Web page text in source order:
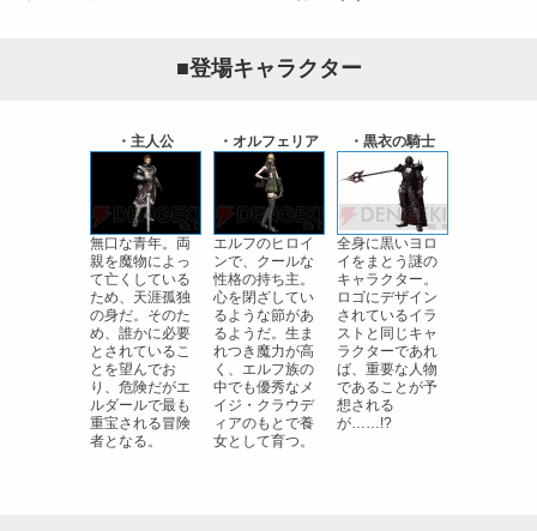
■登場キャラクター
・主人公 ・オルフェリア ・黒衣の騎士
無口な青年。両
親を魔物によっ
て亡くしている
ため、天涯孤独
の身だ。そのた
め、誰かに必要
とされているこ
とを望んでお
り、危険だがエ
ルダールで最も
重宝される冒険
者となる。
エルフのヒロイ
ンで、クールな
性格の持ち主。
心を閉ざしてい
るような節があ
るようだ。生ま
れつき魔力が高
く、エルフ族の
中でも優秀なメ
イジ・クラウデ
ィアのもとで養
女として育つ。
全身に黒いヨロ
イをまとう謎の
キャラクター。
ロゴにデザイン
されているイラ
ストと同じキャ
ラクターであれ
ば、重要な人物
であることが予
想される
が……!?